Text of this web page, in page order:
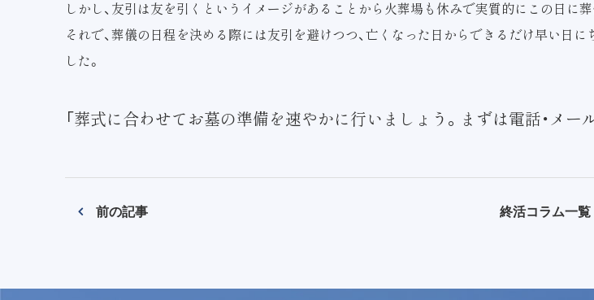
しかし、友引は友を引くというイメージがあることから火葬場も休みで実質的にこの日に
それで、葬儀の日程を決める際には友引を避けつつ、亡くなった日からできるだけ早い日
した。
「葬式に合わせてお墓の準備を速やかに行いましょう。まずは電話・メー
前の記事 終活コラム一覧